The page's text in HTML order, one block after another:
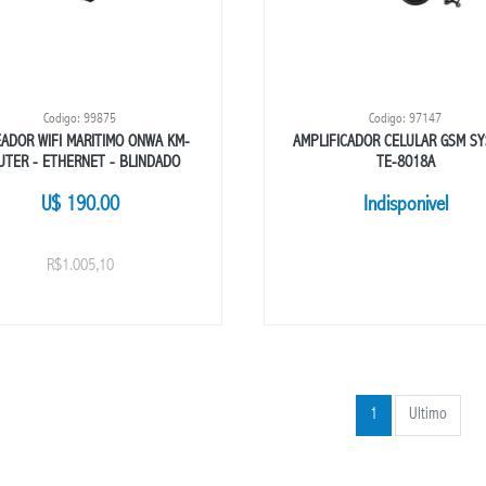
Codigo: 99875
WIFI MARITIMO ONWA KM-
- ETHERNET - BLINDADO
U$ 190.00
R$1.005,10
Codigo: 97147
AMPLIFICADOR CELULAR GSM
TE-8018A
Indisponivel
1 Ultimo